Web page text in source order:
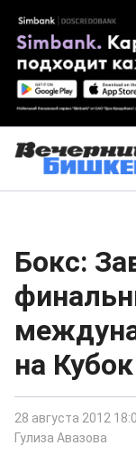
Бокс:
на
28 августа 2012
Гулиза Авазова